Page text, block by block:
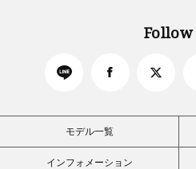
Follow
モデル一覧
インフォメーション